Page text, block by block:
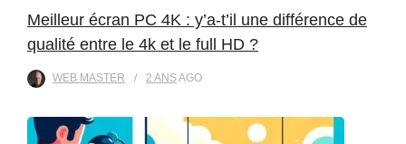
Meilleur écran PC 4K : y’a-t’il une différence de
qualité entre le 4k et le full HD ?
WEB MASTER 2 ANSAGO